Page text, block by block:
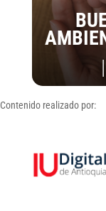
Contenido realizado por: